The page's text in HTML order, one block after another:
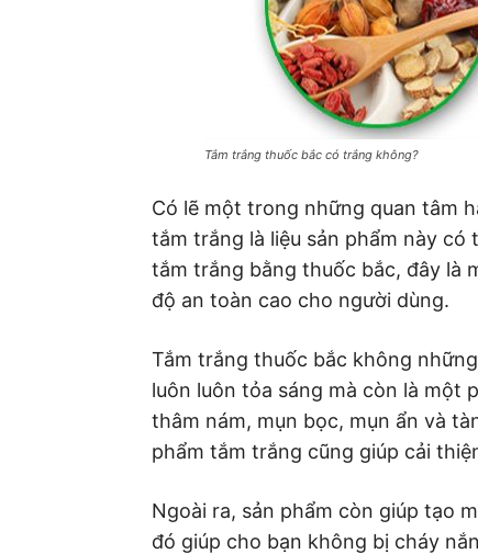
Tắm trắng thuốc bắc có trắng không?
Có lẽ một trong những quan tâm
tắm trắng là liệu sản phẩm này có
tắm trắng bằng thuốc bắc, đây là
độ an toàn cao cho người dùng.
Tắm trắng thuốc bắc không
luôn luôn tỏa sáng mà còn là một
thâm nám, mụn bọc, mụn ẩn và
phẩm tắm trắng cũng giúp cải
Ngoài ra, sản phẩm còn giúp tạo
đó giúp cho bạn không bị cháy